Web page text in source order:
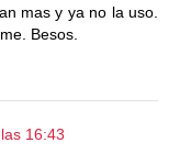
mas y ya no la uso.
Besos.
16:43